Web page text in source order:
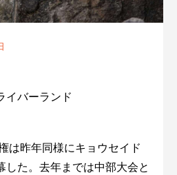
イバーランド
は昨年同様にキョウセイド
した。去年までは中部大会と